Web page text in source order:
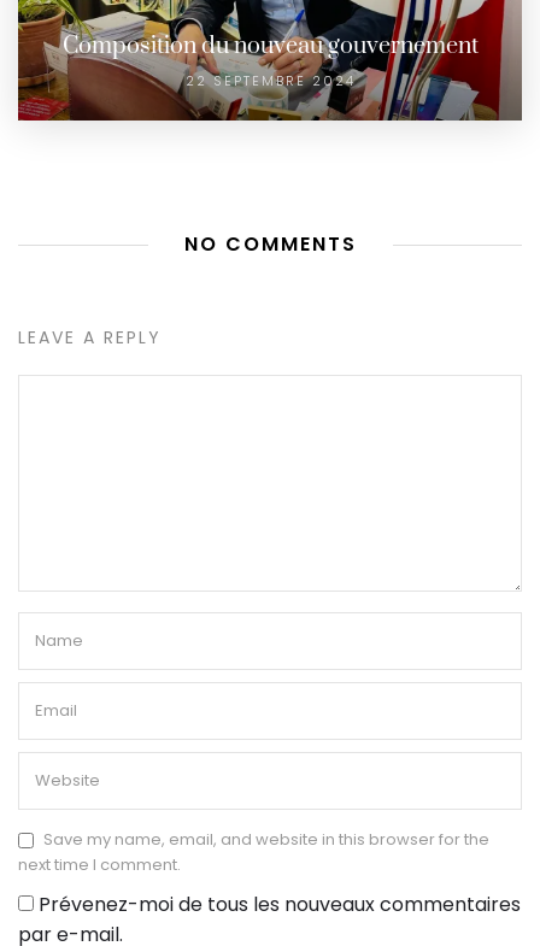
Composition du nouveau gouvernement
22 SEPTEMBRE 2024
NO COMMENTS
LEAVE A REPLY
Save my name, email, and website in this browser for the
next time I comment.
Prévenez-moi de tous les nouveaux commentaires
par e-mail.